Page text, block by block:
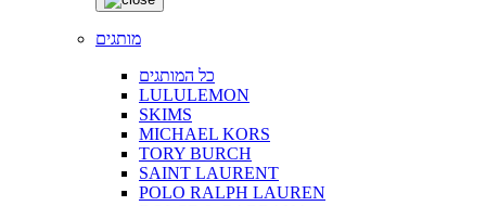
מותגים
כל המותגים
LULULEMON
SKIMS
MICHAEL KORS
TORY BURCH
SAINT LAURENT
POLO RALPH LAUREN